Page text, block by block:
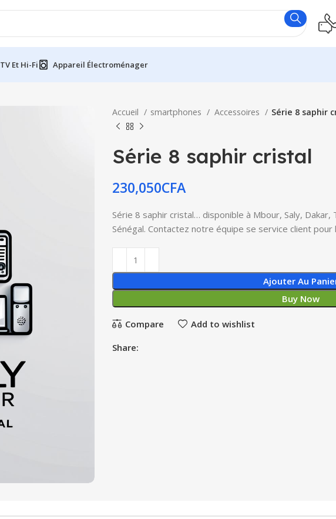
TV Et Hi-Fi Appareil Électroménager
Accueil smartphones Accessoires Série 8 saphir
Série 8 saphir cristal
230,050CFA
Série 8 saphir cristal… disponible à Mbour, Saly, Dakar,
Sénégal. Contactez notre équipe se service client
Ajouter Au
Buy Now
Compare Add to wishlist
Share: